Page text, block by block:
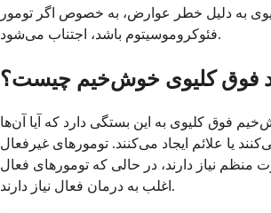
به دلیل خطر عوارض، به خصوص اگر تومور
فئوکروموسیتوم باشد، اجتناب می‌شود.
فوق کلیوی خوش‌خیم چیست؟
فوق کلیوی به این بستگی دارد که آیا آن‌ها
یا علائم ایجاد می‌کنند. تومورهای غیرفعال
منظم نیاز دارند، در حالی که تومورهای فعال
اغلب به درمان فعال نیاز دارند.